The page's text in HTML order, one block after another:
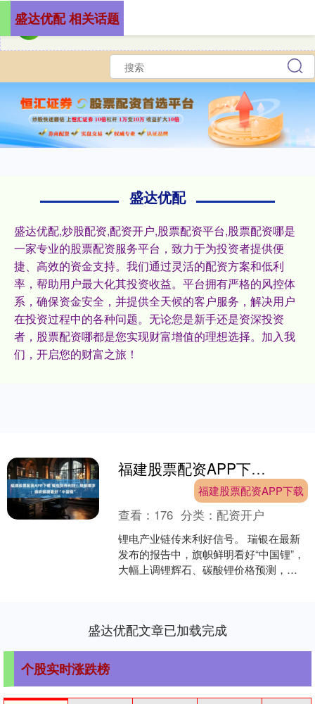
盛达优配
盛达优配,炒股配资,配资开户,股票配资平台,股票配资哪是
一家专业的股票配资服务平台，致力于为投资者提供便
捷、高效的资金支持。我们通过灵活的配资方案和低利
率，帮助用户最大化其投资收益。平台拥有严格的风控体
系，确保资金安全，并提供全天候的客户服务，解决用户
在投资过程中的各种问题。无论您是新手还是资深投资
者，股票配资哪都是您实现财富增值的理想选择。加入我
们，开启您的财富之旅！
盛达优配 相关话题
福建股票配资APP下载 锂电突传利好！瑞银唱多：旗帜鲜明看好“中国锂”
福建股票配资APP下载
查看： 176 分类：配资开户
锂电产业链传来利好信号。 瑞银在最新
发布的报告中，旗帜鲜明看好“中国锂”，
大幅上调锂辉石、碳酸锂价格预测，并
盛达优配文章已加载完成
个股实时涨跌榜